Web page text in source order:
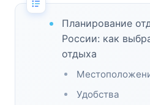
Планирование
России: как
отдыха
Удобства